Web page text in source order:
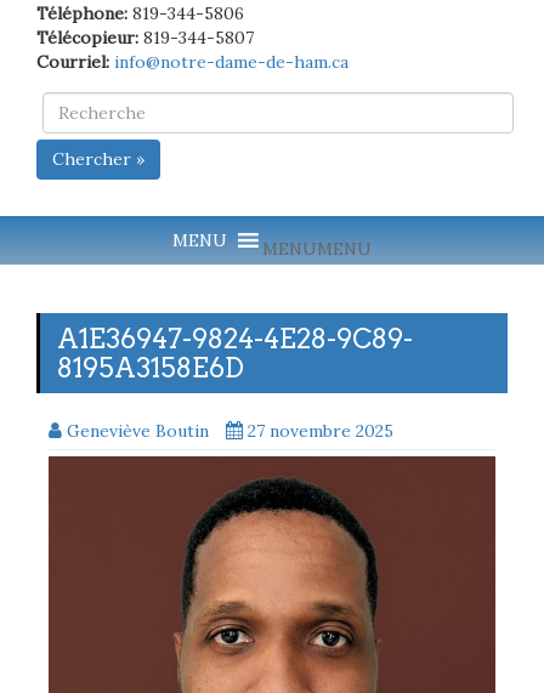
Téléphone: 819-344-5806
Télécopieur: 819-344-5807
Courriel: info@notre-dame-de-ham.ca
Chercher »
MENUMENU
A1E36947-9824-4E28-9C89-
8195A3158E6D
Geneviève Boutin 27 novembre 2025